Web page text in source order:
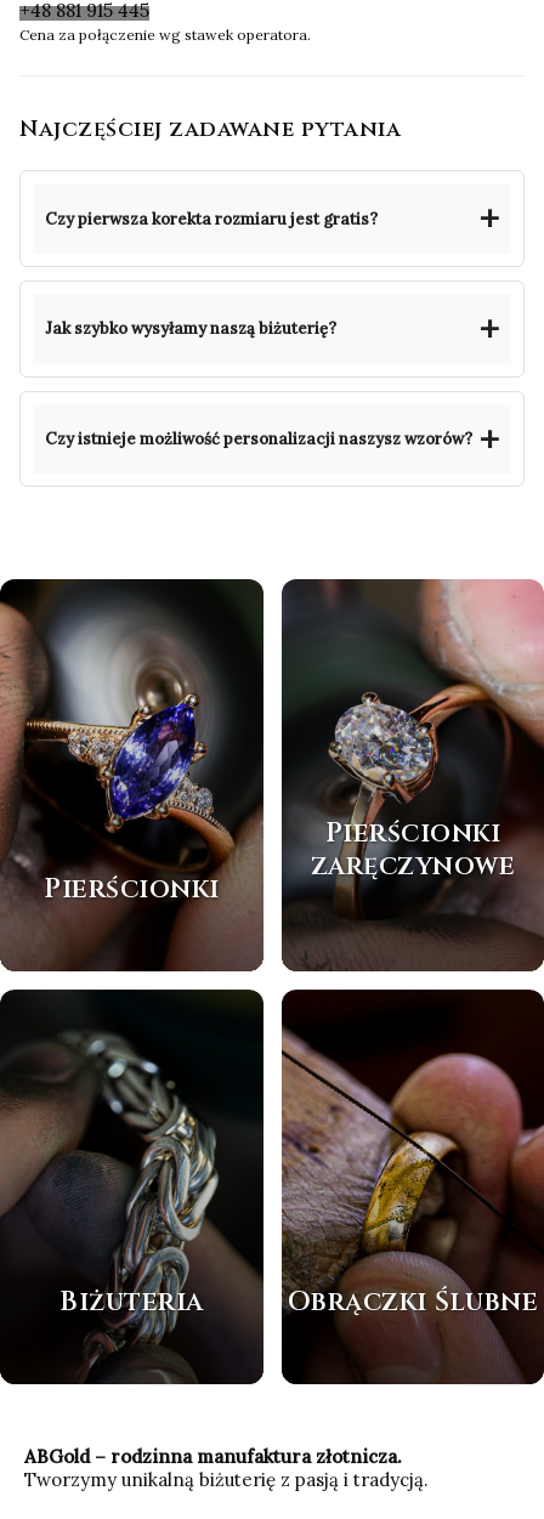
+48 881 915 445
Cena za połączenie wg stawek operatora.
Najczęściej zadawane pytania
Czy pierwsza korekta rozmiaru jest gratis?
Jak szybko wysyłamy naszą biżuterię?
Czy istnieje możliwość personalizacji naszysz wzorów?
Pierścionki
Pierścionki
zaręczynowe
Biżuteria Obrączki Ślubne
ABGold – rodzinna manufaktura złotnicza.
Tworzymy unikalną biżuterię z pasją i tradycją.